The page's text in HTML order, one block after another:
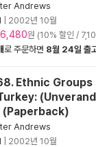
Andrews
2002년 10월
원 (10% 할인 /
로 주문하면 8월 24일 출
Ethnic
(Paperback)
Andrews
2002년 10월